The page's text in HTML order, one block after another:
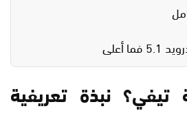
فما أعلى
تيفي؟ نبذة تعريفية